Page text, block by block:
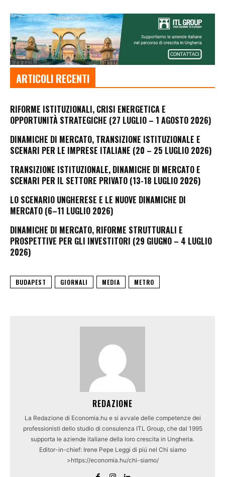
ARTICOLI RECENTI
RIFORME ISTITUZIONALI, CRISI ENERGETICA E
OPPORTUNITÀ STRATEGICHE (27 LUGLIO – 1 AGOSTO 2026)
DINAMICHE DI MERCATO, TRANSIZIONE ISTITUZIONALE E
SCENARI PER LE IMPRESE ITALIANE (20 – 25 LUGLIO 2026)
TRANSIZIONE ISTITUZIONALE, DINAMICHE DI MERCATO E
SCENARI PER IL SETTORE PRIVATO (13-18 LUGLIO 2026)
LO SCENARIO UNGHERESE E LE NUOVE DINAMICHE DI
MERCATO (6–11 LUGLIO 2026)
DINAMICHE DI MERCATO, RIFORME STRUTTURALI E
PROSPETTIVE PER GLI INVESTITORI (29 GIUGNO – 4 LUGLIO
2026)
BUDAPEST GIORNALI MEDIA METRO
REDAZIONE
La Redazione di Economia.hu e si avvale delle competenze dei
professionisti dello studio di consulenza ITL Group, che dal 1995
supporta le aziende italiane della loro crescita in Ungheria.
Editor-in-chief: Irene Pepe Leggi di piú nel Chi siamo
>https://economia.hu/chi-siamo/